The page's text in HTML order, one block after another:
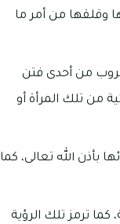
وقلقها من أمر ما
من أحدى فتن
من تلك المرأة أو
بأذن الله تعالى، كما
ترمز تلك الرؤية